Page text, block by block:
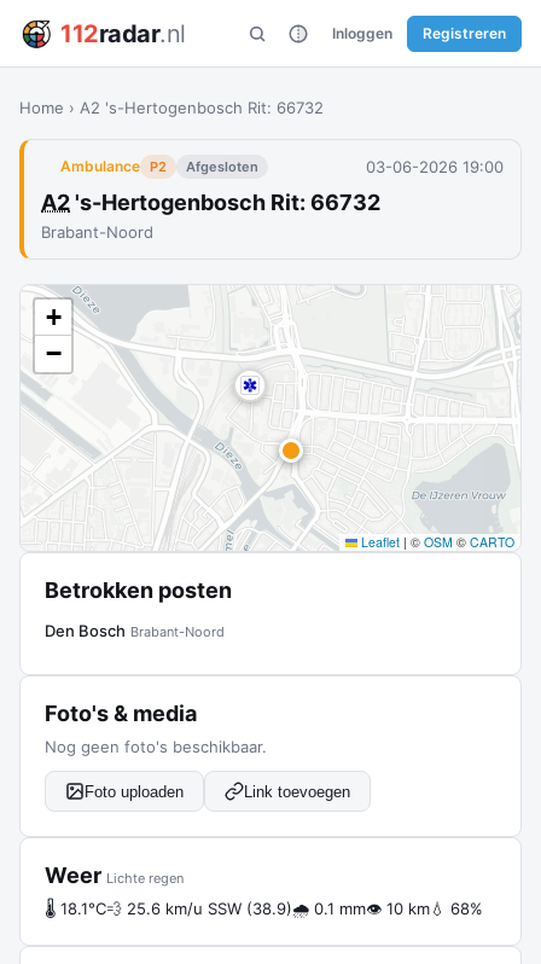
112radar.nl Inloggen Registreren
Home › A2 's-Hertogenbosch Rit: 66732
Ambulance P2 Afgesloten 03-06-2026 19:00
A2's-Hertogenbosch Rit: 66732
Brabant-Noord
+
−
Leaflet | © OSM © CARTO
Betrokken posten
Den Bosch Brabant-Noord
Foto's & media
Nog geen foto's beschikbaar.
Foto uploaden Link toevoegen
Weer Lichte regen
🌡 18.1°C💨 25.6 km/u SSW (38.9)🌧 0.1 mm👁 10 km💧 68%